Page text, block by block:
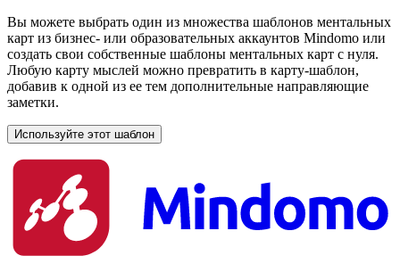
Вы можете выбрать один из множества шаблонов ментальных
карт из бизнес- или образовательных аккаунтов Mindomo или
создать свои собственные шаблоны ментальных карт с нуля.
Любую карту мыслей можно превратить в карту-шаблон,
добавив к одной из ее тем дополнительные направляющие
заметки.
Используйте этот шаблон